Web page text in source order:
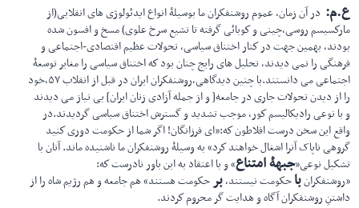
ع.م: در آن زمان، عموم روشنفكران ما بوسیلۀ انواع ایدئولوژی های انقلابی(از
ماركسیسم روسی،چینی و كوبائی گرفته تا تشیع سرخ علوی) مسخ و افسون شده
بودند، بهمین جهت در كنار اختناق سیاسی، تحولات عظیم اقتصادی-اجتماعی و
فرهنگی را نمی دیدند، تحلیل های رایج چنان بود كه اختناق سیاسی را مغایر توسعۀ
اجتماعی می دانستند.با چنین دیدگاهی،روشنفكران ایران در قبل از انقلاب ۵۷،خود
را از دیدن تحولات جاری در جامعه[ و از جمله آزادی زنان ایران] بی نیاز می دیدند
و با نوعی رادیكالیسم كور، موجب تشدید و گسترش اختناق سیاسی گردیدند.در
واقع این سخن درست افلاطون كه:«ای فرزانگان! اگر شما از حكومت دوری كنید
گروهی ناپاک آنرا اشغال خواهند كرد» به وسیلۀ روشنفكران ما ناشنیده ماند. آنان با
تشكیل نوعی«جبهۀ امتناع» و با اعتقاد به این باور نادرست كه:
«روشنفكرانباحكومت نیستند،برحكومت هستند» هم جامعه و هم رژیم شاه را از
داشتنِ روشنفكران آگاه و هدایت گر محروم كردند.